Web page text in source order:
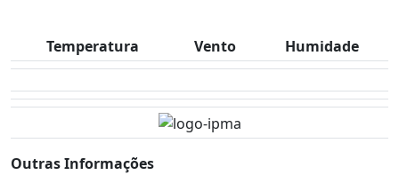
Temperatura Vento Humidade
Outras Informações